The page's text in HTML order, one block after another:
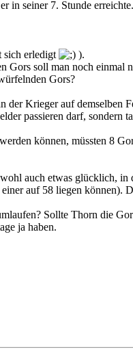
in seiner 7. Stunde erreichte.
sich erledigt
).
Gors soll man noch einmal
Gors?
der Krieger auf demselben
passieren darf, sondern
können, müssten 8
auch etwas glücklich, in
auf 58 liegen können).
Sollte Thorn die
ja haben.